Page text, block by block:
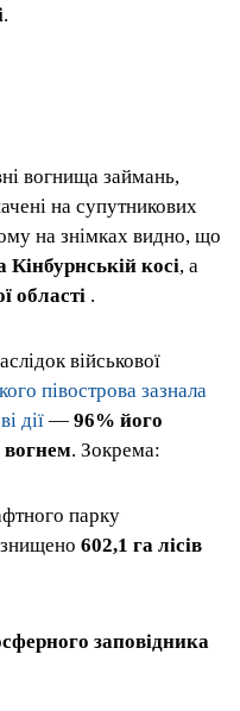
.
вогнища займань,
на супутникових
на знімках видно, що
косі, а
області .
військової
півострова зазнала
дії — 96% його
вогнем. Зокрема:
парку
602,1 га лісів
заповідника